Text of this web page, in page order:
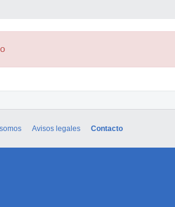
Avisos legales Contacto